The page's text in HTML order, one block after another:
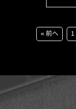
« 前へ 1